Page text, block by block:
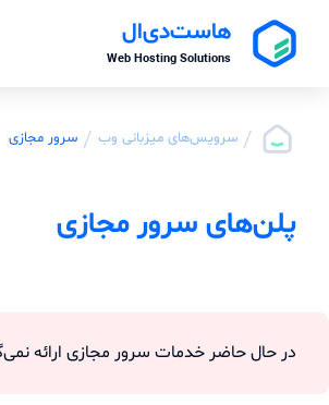
هاست‌دی‌ال
Web Hosting Solutions
/ سرویس‌های میزبانی وب / سرور مجازی
پلن‌های سرور مجازی
در حال حاضر خدمات سرور مجازی ارائه